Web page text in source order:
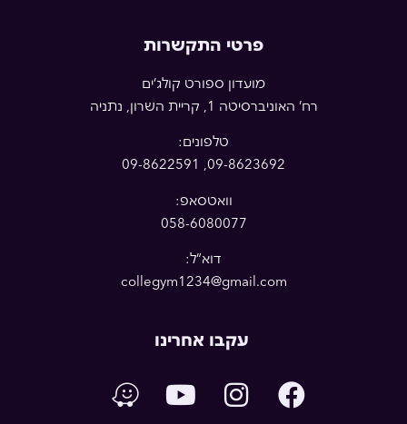
פרטי התקשרות
מועדון ספורט קולג’ים
רח’ האוניברסיטה 1, קריית השרון, נתניה
טלפונים:
09-8623692, 09-8622591
וואטסאפ:
058-6080077
דוא”ל:
collegym1234@gmail.com
עקבו אחרינו